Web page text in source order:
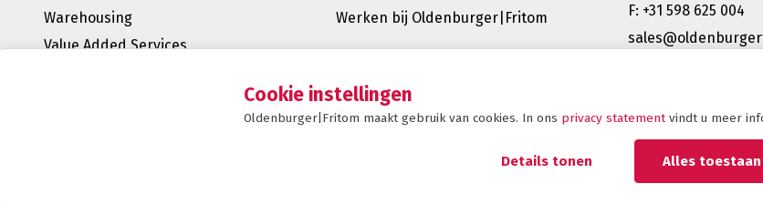
Cookie instellingen
Oldenburger|Fritom maakt gebruik van cookies. In ons privacy statementvindt u meer
Details tonen Alles toestaan
Warehousing
Value Added Services
Werken bij Oldenburger|Fritom
F: +31 598 625 004